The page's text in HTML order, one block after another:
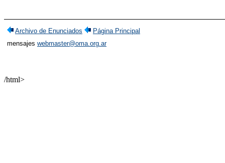
Archivo de Enunciados
Página Principal
mensajes webmaster@oma.org.ar
/html>